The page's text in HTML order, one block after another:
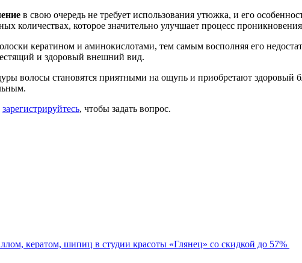
в свою очередь не требует использования утюжка, и его
количествах, которое значительно улучшает процесс
кератином и аминокислотами, тем самым восполняя его
и здоровый внешний вид.
волосы становятся приятными на ощупь и приобретают здоровый
зарегистрируйтесь, чтобы задать вопрос.
кератом, шипиц в студии красоты «Глянец» со скидкой до 57%